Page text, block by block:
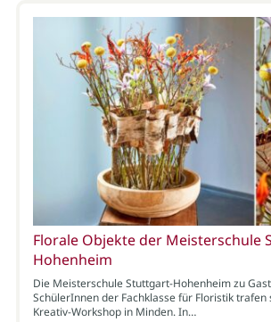
Florale Objekte der Meisterschule
Hohenheim
Die Meisterschule Stuttgart-Hohenheim zu Gast
SchülerInnen der Fachklasse für Floristik trafen
Kreativ-Workshop in Minden. In…